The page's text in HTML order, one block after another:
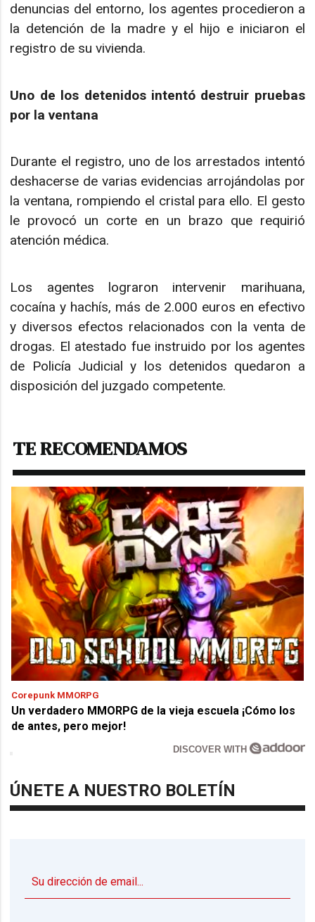
denuncias del entorno, los agentes procedieron a
la detención de la madre y el hijo e iniciaron el
registro de su vivienda.
Uno de los detenidos intentó destruir pruebas
por la ventana
Durante el registro, uno de los arrestados intentó
deshacerse de varias evidencias arrojándolas por
la ventana, rompiendo el cristal para ello. El gesto
le provocó un corte en un brazo que requirió
atención médica.
Los agentes lograron intervenir marihuana,
cocaína y hachís, más de 2.000 euros en efectivo
y diversos efectos relacionados con la venta de
drogas. El atestado fue instruido por los agentes
de Policía Judicial y los detenidos quedaron a
disposición del juzgado competente.
TE RECOMENDAMOS
Corepunk MMORPG
Un verdadero MMORPG de la vieja escuela ¡Cómo los
de antes, pero mejor!
DISCOVER WITH
ÚNETE A NUESTRO BOLETÍN